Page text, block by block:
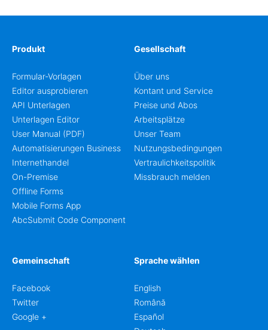
Produkt
Formular-Vorlagen
Editor ausprobieren
API Unterlagen
Unterlagen Editor
User Manual (PDF)
Automatisierungen Business
Internethandel
On-Premise
Offline Forms
Mobile Forms App
AbcSubmit Code Component
Gesellschaft
Über uns
Kontant und Service
Preise und Abos
Arbeitsplätze
Unser Team
Nutzungsbedingungen
Vertraulichkeitspolitik
Missbrauch melden
Gemeinschaft
Facebook
Twitter
Google +
Sprache wählen
English
Română
Español